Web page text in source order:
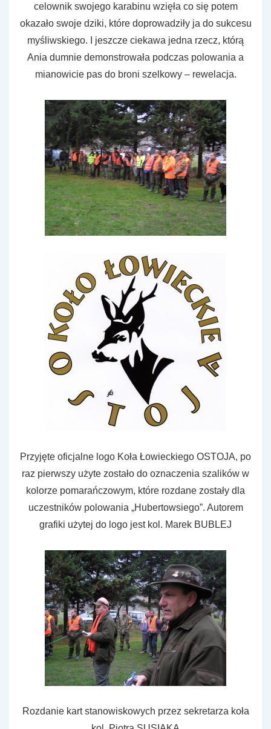
celownik swojego karabinu wzięła co się potem
okazało swoje dziki, które doprowadziły ja do sukcesu
myśliwskiego. I jeszcze ciekawa jedna rzecz, którą
Ania dumnie demonstrowała podczas polowania a
mianowicie pas do broni szelkowy – rewelacja.
Przyjęte oficjalne logo Koła Łowieckiego OSTOJA, po
raz pierwszy użyte zostało do oznaczenia szalików w
kolorze pomarańczowym, które rozdane zostały dla
uczestników polowania „Hubertowsiego”. Autorem
grafiki użytej do logo jest kol. Marek BUBLEJ
Rozdanie kart stanowiskowych przez sekretarza koła